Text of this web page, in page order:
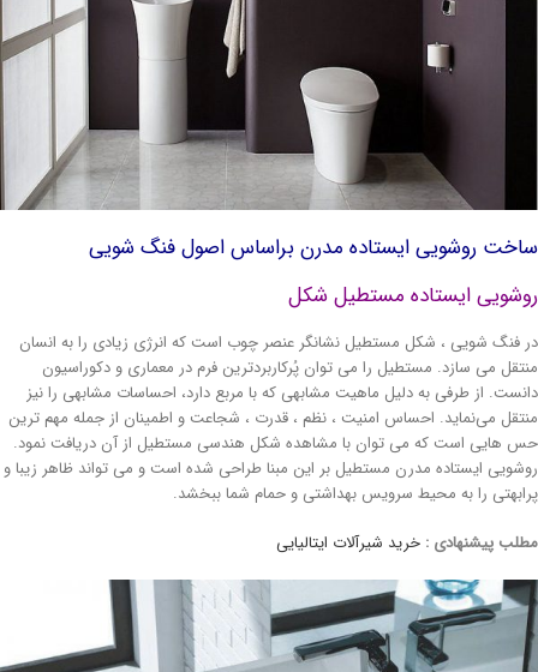
روشویی ایستاده مدرن براساس اصول فنگ شویی
ایستاده مستطیل شکل
فنگ شویی ، شکل مستطیل نشانگر عنصر چوب است که انرژی زیادی را به انسان
می سازد. مستطیل را می توان پُرکاربردترین فرم در معماری و دکوراسیون
از طرفی به دلیل ماهیت مشابهی که با مربع دارد، احساسات مشابهی را نیز
می‌نماید. احساس امنیت ، نظم ، قدرت ، شجاعت و اطمینان از جمله مهم ترین
هایی است که می توان با مشاهده شکل هندسی مستطیل از آن دریافت نمود.
ایستاده مدرن مستطیل بر این مبنا طراحی شده است و می تواند ظاهر زیبا و
را به محیط سرویس بهداشتی و حمام شما ببخشد.
پیشنهادی : خرید شیرآلات ایتالیایی